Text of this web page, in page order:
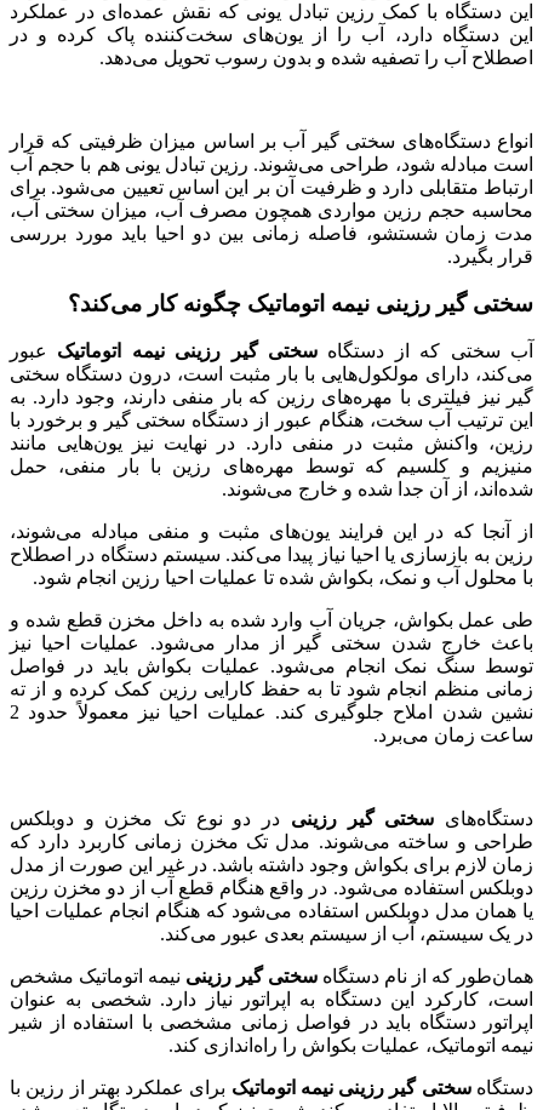
این دستگاه با کمک رزین تبادل یونی که نقش عمده‌ای در عملکرد
این دستگاه دارد، آب را از یون‌های سخت‌کننده پاک کرده و در
اصطلاح آب را تصفیه شده و بدون رسوب تحویل می‌دهد.
انواع دستگاه‌های سختی گیر آب بر اساس میزان ظرفیتی که قرار
است مبادله شود، طراحی می‌شوند. رزین تبادل یونی هم با حجم آب
ارتباط متقابلی دارد و ظرفیت آن بر این اساس تعیین می‌شود. برای
محاسبه حجم رزین مواردی همچون مصرف آب، میزان سختی آب،
مدت زمان شستشو، فاصله زمانی بین دو احیا باید مورد بررسی
قرار بگیرد.
سختی گیر رزینی نیمه اتوماتیک چگونه کار می‌کند؟
آب سختی که از دستگاه سختی گیر رزینی نیمه اتوماتیک عبور
می‌کند، دارای مولکول‌هایی با بار مثبت است، درون دستگاه سختی
گیر نیز فیلتری با مهره‌های رزین که بار منفی دارند، وجود دارد. به
این ترتیب آب سخت، هنگام عبور از دستگاه سختی گیر و برخورد با
رزین، واکنش مثبت در منفی دارد. در نهایت نیز یون‌هایی مانند
منیزیم و کلسیم که توسط مهره‌های رزین با بار منفی، حمل
شده‌اند، از آن جدا شده و خارج می‌شوند.
از آنجا که در این فرایند یون‌های مثبت و منفی مبادله می‌شوند،
رزین به بازسازی یا احیا نیاز پیدا می‌کند. سیستم دستگاه در اصطلاح
با محلول آب و نمک، بکواش شده تا عملیات احیا رزین انجام شود.
طی عمل بکواش، جریان آب وارد شده به داخل مخزن قطع شده و
باعث خارج شدن سختی گیر از مدار می‌شود. عملیات احیا نیز
توسط سنگ نمک انجام می‌شود. عملیات بکواش باید در فواصل
زمانی منظم انجام شود تا به حفظ کارایی رزین کمک کرده و از ته
نشین شدن املاح جلوگیری کند. عملیات احیا نیز معمولاً حدود 2
ساعت زمان می‌برد.
دستگاه‌های سختی گیر رزینی در دو نوع تک مخزن و دوبلکس
طراحی و ساخته می‌شوند. مدل تک مخزن زمانی کاربرد دارد که
زمان لازم برای بکواش وجود داشته باشد. در غیر این صورت از مدل
دوبلکس استفاده می‌شود. در واقع هنگام قطع آب از دو مخزن رزین
یا همان مدل دوبلکس استفاده می‌شود که هنگام انجام عملیات احیا
در یک سیستم، آب از سیستم بعدی عبور می‌کند.
همان‌طور که از نام دستگاه سختی گیر رزینی نیمه اتوماتیک مشخص
است، کارکرد این دستگاه به اپراتور نیاز دارد. شخصی به عنوان
اپراتور دستگاه باید در فواصل زمانی مشخصی با استفاده از شیر
نیمه اتوماتیک، عملیات بکواش را راه‌اندازی کند.
دستگاهسختی گیر رزینی نیمه اتوماتیک برای عملکرد بهتر از رزین با